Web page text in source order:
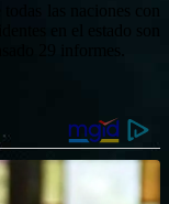
las naciones con
en el estado son
29 informes.